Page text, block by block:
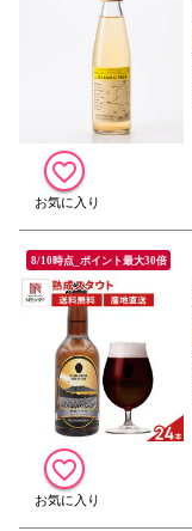
8/10時点_ポイント最大30倍